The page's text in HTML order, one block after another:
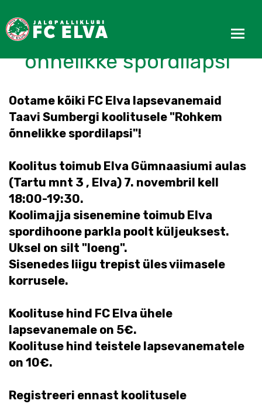
Tule loengule - "Rohkem
õnnelikke spordilapsi"
Ootame kõiki FC Elva lapsevanemaid
Taavi Sumbergi koolitusele "Rohkem
õnnelikke spordilapsi"!
Koolitus toimub Elva Gümnaasiumi aulas
(Tartu mnt 3 , Elva) 7. novembril kell
18:00-19:30.
Koolimajja sisenemine toimub Elva
spordihoone parkla poolt küljeuksest.
Uksel on silt "loeng".
Sisenedes liigu trepist üles viimasele
korrusele.
Koolituse hind FC Elva ühele
lapsevanemale on 5€.
Koolituse hind teistele lapsevanematele
on 10€.
Registreeri ennast koolitusele